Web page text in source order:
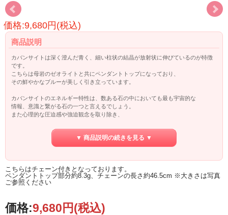
価格:9,680円(税込)
商品説明
カバンサイトは深く澄んだ青く、細い柱状の結晶が放射状に伸びているのが特徴
です。
こちらは母岩のゼオライトと共にペンダントトップになっており、
その鮮やかなブルーが美しく引き立っています。
カバンサイトのエネルギー特性は、数ある石の中においても最も宇宙的な
情報、意識と繋がる石の一つと言えるでしょう。
また心理的な圧迫感や強迫観念を取り除き、
○発想力を高める
○悲しみやトラウマなどを癒す
▼ 商品説明の続きを見る ▼
こちらはチェーン付きとなっております。
ペンダントトップ部分約8.3g、チェーンの長さ約46.5cm ※大きさは写真
ご参照ください
価格:9,680円(税込)